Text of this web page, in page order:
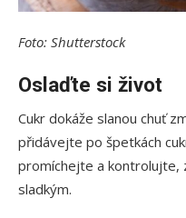
Foto: Shutterstock
Oslaďte si život
Cukr dokáže slanou chuť
přidávejte po špetkách
promíchejte a kontrolujte,
sladkým.